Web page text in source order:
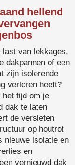
hellend
last van lekkages,
dakpannen of een
zijn isolerende
verloren heeft?
het tijd om je
dak te laten
de versleten
op houtrot
nieuwe isolatie en
en
vernieuwd dak